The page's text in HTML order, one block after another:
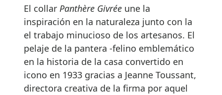
El collar Panthère Givrée une la
inspiración en la naturaleza junto con la
el trabajo minucioso de los artesanos. El
pelaje de la pantera -felino emblemático
en la historia de la casa convertido en
icono en 1933 gracias a Jeanne Toussant,
directora creativa de la firma por aquel